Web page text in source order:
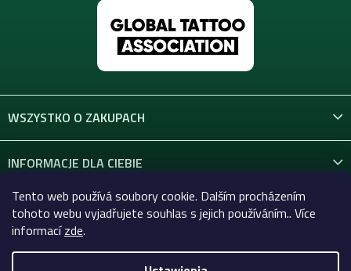
Tento web používá soubory cookie. Dalším procházením
tohoto webu vyjadřujete souhlas s jejich používáním.. Více
informacízde.
WSZYSTKO O ZAKUPACH
INFORMACJE DLA CIEBIE
KONTAKT